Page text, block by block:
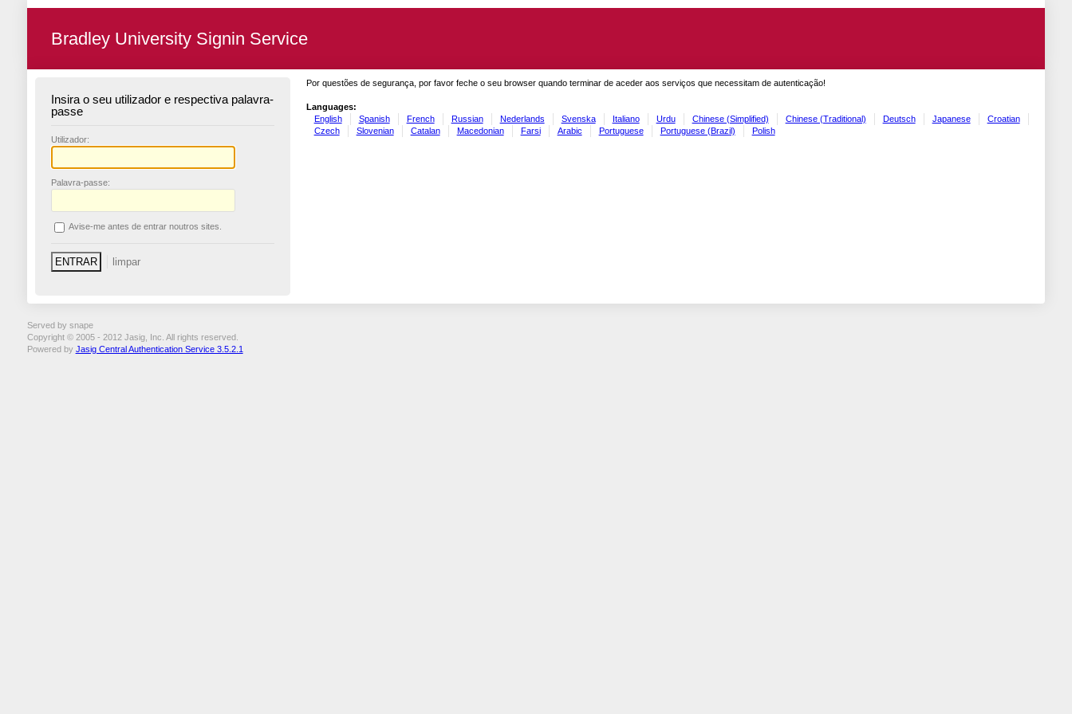
Bradley University Signin Service
Insira o seu utilizador e respectiva palavra-
passe
Utilizador:
Palavra-passe:
Avise-me antes de entrar noutros sites.
Por questões de segurança, por favor feche o seu browser quando terminar de aceder aos serviços que necessitam de autenticação!
Languages:
English
Spanish French Russian Nederlands Svenska Italiano Urdu Chinese (Simplified) Chinese (Traditional) Deutsch Japanese
Croatian
Czech
Slovenian Catalan Macedonian Farsi Arabic Portuguese Portuguese (Brazil) Polish
Served by snape
Copyright © 2005 - 2012 Jasig, Inc. All rights reserved.
Powered by Jasig Central Authentication Service 3.5.2.1